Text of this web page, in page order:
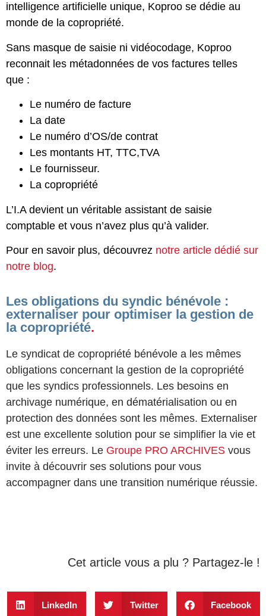
intelligence artificielle unique, Koproo se dédie au
monde de la copropriété.
Sans masque de saisie ni vidéocodage, Koproo
reconnait les métadonnées de vos factures telles
que :
Le numéro de facture
La date
Le numéro d’OS/de contrat
Les montants HT, TTC,TVA
Le fournisseur.
La copropriété
L’I.A devient un véritable assistant de saisie
comptable et vous n’avez plus qu’à valider.
Pour en savoir plus, découvrez notre article dédié sur
notre blog.
Les obligations du syndic bénévole :
externaliser pour optimiser la gestion de
la copropriété.
Le syndicat de copropriété bénévole a les mêmes
obligations concernant la gestion de la copropriété
que les syndics professionnels. Les besoins en
archivage numérique, en dématérialisation ou en
protection des données sont les mêmes. Externaliser
est une excellente solution pour se simplifier la vie et
éviter les erreurs. Le Groupe PRO ARCHIVES vous
invite à découvrir ses solutions pour vous
accompagner dans une transition numérique réussie.
Cet article vous a plu ? Partagez-le !
LinkedIn Twitter Facebook